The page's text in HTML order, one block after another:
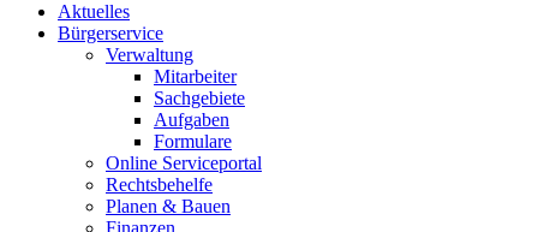
Aktuelles
Bürgerservice
Verwaltung
Mitarbeiter
Sachgebiete
Aufgaben
Formulare
Online Serviceportal
Rechtsbehelfe
Planen & Bauen
Finanzen